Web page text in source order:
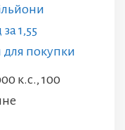
1,55
для покупки
к.с., 100